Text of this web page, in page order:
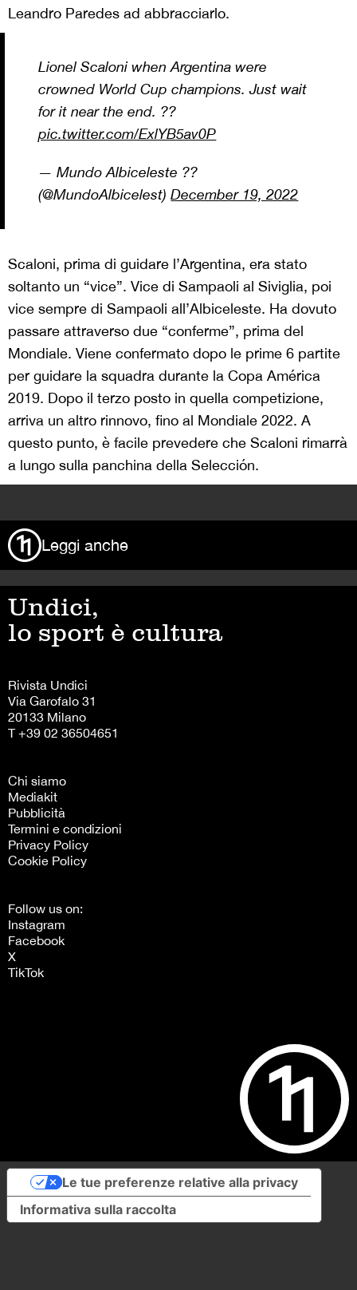
Leandro Paredes ad abbracciarlo.
Lionel Scaloni when Argentina were
crowned World Cup champions. Just wait
for it near the end. ??
pic.twitter.com/ExlYB5av0P
— Mundo Albiceleste ??
(@MundoAlbicelest)December 19, 2022
Scaloni, prima di guidare l’Argentina, era stato
soltanto un “vice”. Vice di Sampaoli al Siviglia, poi
vice sempre di Sampaoli all’Albiceleste. Ha dovuto
passare attraverso due “conferme”, prima del
Mondiale. Viene confermato dopo le prime 6 partite
per guidare la squadra durante la Copa América
2019. Dopo il terzo posto in quella competizione,
arriva un altro rinnovo, fino al Mondiale 2022. A
questo punto, è facile prevedere che Scaloni rimarrà
a lungo sulla panchina della Selección.
Leggi anche
Undici,
lo sport è cultura
Rivista Undici
Via Garofalo 31
20133 Milano
T +39 02 36504651
Chi siamo
Mediakit
Pubblicità
Termini e condizioni
Privacy Policy
Cookie Policy
Follow us on:
Instagram
Facebook
X
TikTok
Informativa sulla raccolta
Le tue preferenze relative alla privacy